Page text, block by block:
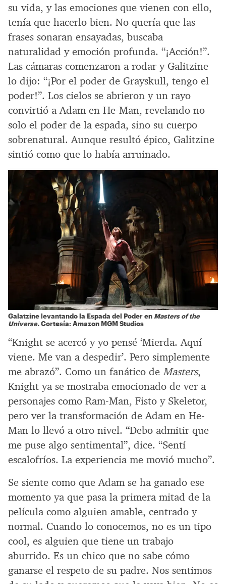
su vida, y las emociones que vienen con ello,
tenía que hacerlo bien. No quería que las
frases sonaran ensayadas, buscaba
naturalidad y emoción profunda. “¡Acción!”.
Las cámaras comenzaron a rodar y Galitzine
lo dijo: “¡Por el poder de Grayskull, tengo el
poder!”. Los cielos se abrieron y un rayo
convirtió a Adam en He-Man, revelando no
solo el poder de la espada, sino su cuerpo
sobrenatural. Aunque resultó épico, Galitzine
sintió como que lo había arruinado.
Galatzine levantando la Espada del Poder en Masters of the
Universe. Cortesía: Amazon MGM Studios
“Knight se acercó y yo pensé ‘Mierda. Aquí
viene. Me van a despedir’. Pero simplemente
me abrazó”. Como un fanático de Masters,
Knight ya se mostraba emocionado de ver a
personajes como Ram-Man, Fisto y Skeletor,
pero ver la transformación de Adam en He-
Man lo llevó a otro nivel. “Debo admitir que
me puse algo sentimental”, dice. “Sentí
escalofríos. La experiencia me movió mucho”.
Se siente como que Adam se ha ganado ese
momento ya que pasa la primera mitad de la
película como alguien amable, centrado y
normal. Cuando lo conocemos, no es un tipo
cool, es alguien que tiene un trabajo
aburrido. Es un chico que no sabe cómo
ganarse el respeto de su padre. Nos sentimos